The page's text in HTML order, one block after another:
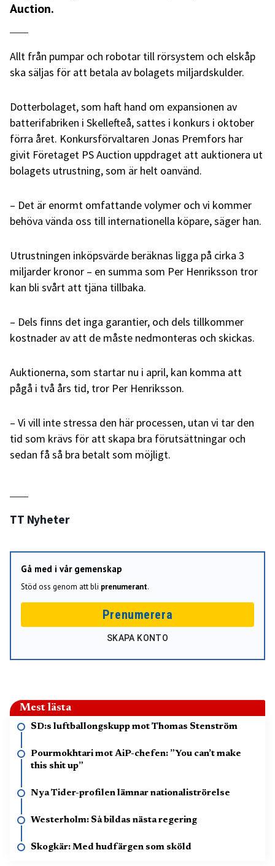
Auction.
Allt från pumpar och robotar till rörsystem och elskåp
ska säljas för att betala av bolagets miljardskulder.
Dotterbolaget, som haft hand om expansionen av
batterifabriken i Skellefteå, sattes i konkurs i oktober
förra året. Konkursförvaltaren Jonas Premfors har
givit Företaget PS Auction uppdraget att auktionera ut
bolagets utrustning, som är helt oanvänd.
– Det är enormt omfattande volymer och vi kommer
behöva vända oss till internationella köpare, säger han.
Utrustningen inköpsvärde beräknas ligga på cirka 3
miljarder kronor – en summa som Per Henriksson tror
kan bli svårt att tjäna tillbaka.
– Dels finns det inga garantier, och dels tillkommer
kostnader av att de måste nedmonteras och skickas.
Auktionerna, som startar nu i april, kan komma att
pågå i två års tid, tror Per Henriksson.
– Vi vill inte stressa den här processen, utan vi tar den
tid som krävs för att skapa bra förutsättningar och
sedan få så bra betalt som möjligt.
TT Nyheter
Gå med i vår gemenskap
Stöd oss genom att bli prenumerant.
Prenumerera
SKAPA KONTO
Mest lästa
SD:s luftballongskupp mot Thomas Stenström
Pourmokhtari mot AiP-chefen: ”You can’t make
this shit up”
Nya Tider-profilen lämnar nationaliströrelse
Westerholm: Så bildas nästa regering
Skogkär: Med hudfärgen som sköld